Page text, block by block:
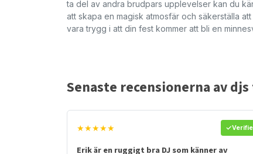
ta del av andra brudpars upplevelser kan du
att skapa en magisk atmosfär och säkerställa
vara trygg i att din fest kommer att bli en
Senaste recensionerna av
★★★★★
Erik är en ruggigt bra DJ som känner av